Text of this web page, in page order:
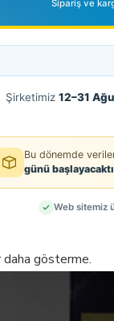
Sipariş ve
Şirketimiz 12–31
Bu dönemde
günü
Web sitemiz
daha gösterme.